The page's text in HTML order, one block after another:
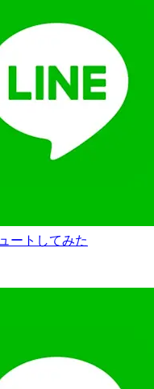
ートしてみた